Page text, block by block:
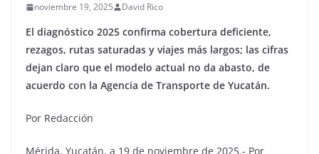
noviembre 19, 2025 David Rico
El diagnóstico 2025 confirma cobertura deficiente,
rezagos, rutas saturadas y viajes más largos; las cifras
dejan claro que el modelo actual no da abasto, de
acuerdo con la Agencia de Transporte de Yucatán.
Por Redacción
Mérida, Yucatán, a 19 de noviembre de 2025.- Por